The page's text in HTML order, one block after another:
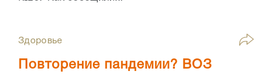
Здоровье
Повторение пандемии? ВОЗ